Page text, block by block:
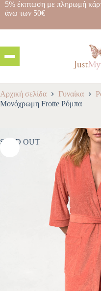
5% έκπτωση με πληρωμή
άνω των 50€
Αρχική σελίδα Γυναίκα
Μονόχρωμη Frotte Ρόμπα
SOLD OUT